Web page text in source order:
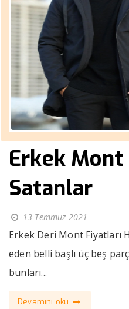
Erkek Mont
Satanlar
13 Temmuz 2021
Erkek Deri Mont Fiyatları
eden belli başlı üç beş
bunları...
Devamını oku